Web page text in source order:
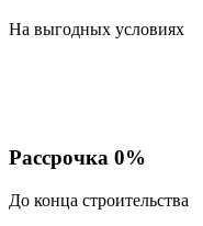
На выгодных условиях
Рассрочка 0%
До конца строительства